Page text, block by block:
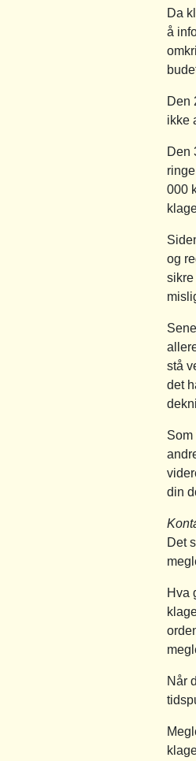
Da
å
Den
ikke
Den
000
og
sikre
stå
det
Som
din
Det
Hva
Når